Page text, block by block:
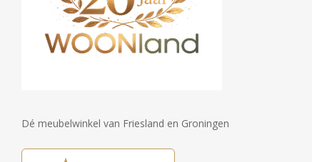
Dé meubelwinkel van Friesland en Groningen